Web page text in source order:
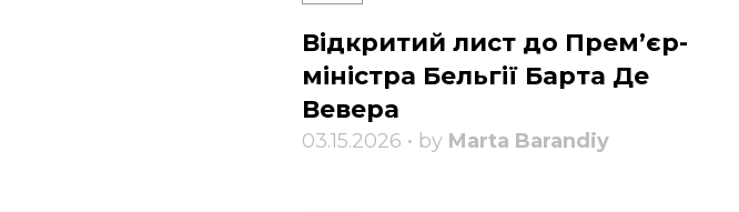
Відкритий лист до Прем’єр-
міністра Бельгії Барта Де
Вевера
03.15.2026 • by Marta Barandiy